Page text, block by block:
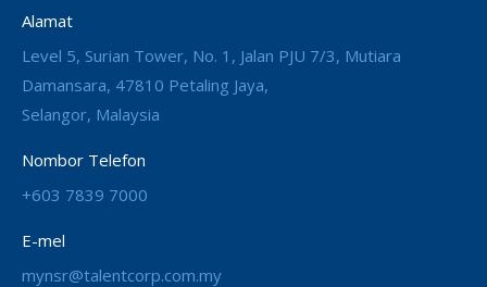
Alamat
Level 5, Surian Tower, No. 1, Jalan PJU 7/3, Mutiara
Damansara, 47810 Petaling Jaya,
Selangor, Malaysia
Nombor Telefon
+603 7839 7000
E-mel
mynsr@talentcorp.com.my